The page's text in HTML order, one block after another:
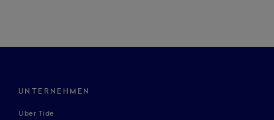
UNTERNEHMEN
Über Tide